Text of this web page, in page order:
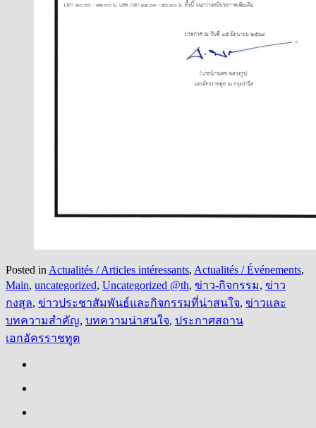
Posted in Actualités / Articles intéressants, Actualités / Événements,
Main, uncategorized, Uncategorized @th, ข่าว-กิจกรรม, ข่าว
กงสุล, ข่าวประชาสัมพันธ์และกิจกรรมที่น่าสนใจ, ข่าวและ
บทความสำคัญ, บทความน่าสนใจ, ประกาศสถาน
เอกอัครราชทูต